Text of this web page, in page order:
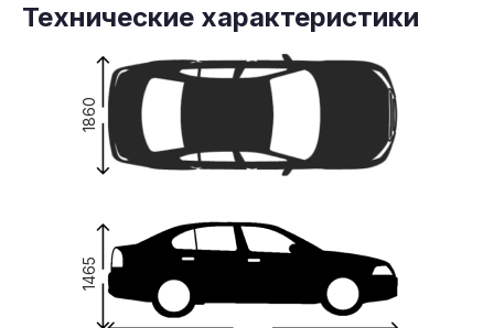
Технические характеристики
1465
1860